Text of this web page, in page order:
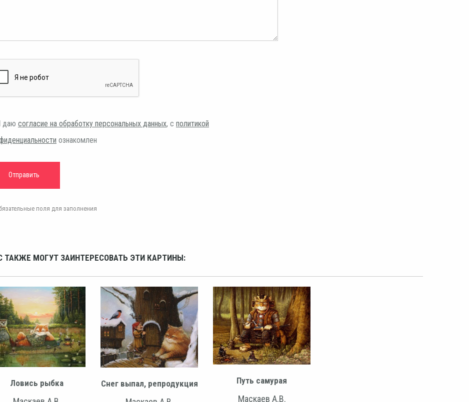
даю согласие на обработку персональных данных, с политикой
ознакомлен
поля для заполнения
ТАКЖЕ МОГУТ ЗАИНТЕРЕСОВАТЬ ЭТИ КАРТИНЫ:
Ловись рыбка Снег выпал, репродукция Путь самурая
Маскаев А.В.